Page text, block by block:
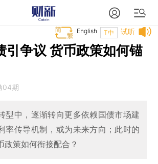
试听
T中
English
引争议 货币政策如何锚
04期
型中，逐渐转向更多依赖国债市场建
率传导机制，或为未来方向；此时的
政策如何衔接配合？